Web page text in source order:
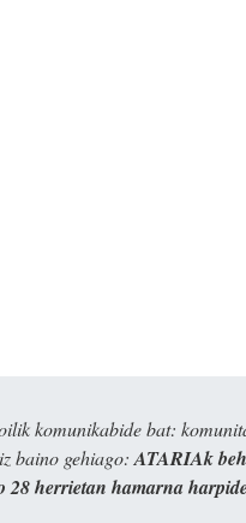
komunikabide bat:
baino gehiago: ATARIAk
28 herrietan hamarna